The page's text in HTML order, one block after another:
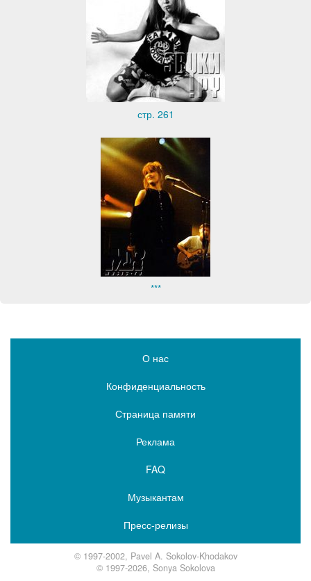
стр. 261
***
О нас
Конфиденциальность
Страница памяти
Реклама
FAQ
Музыкантам
Пресс-релизы
© 1997-2002, Pavel A. Sokolov-Khodakov
© 1997-2026, Sonya Sokolova